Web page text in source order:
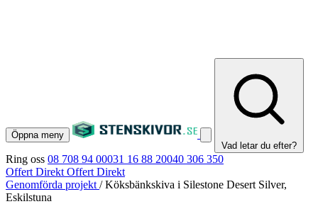
Öppna meny
Vad letar du efter?
Ring oss 08 708 94 00031 16 88 20040 306 350
Offert Direkt Offert Direkt
Genomförda projekt / Köksbänkskiva i Silestone Desert Silver,
Eskilstuna